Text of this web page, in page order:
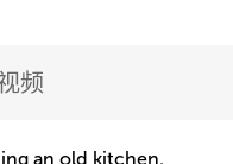
频
an old kitchen.